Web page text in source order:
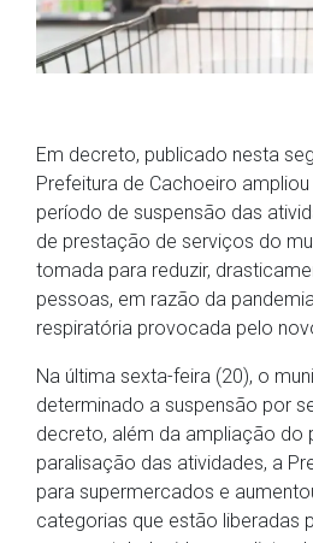
Em decreto, publicado nesta
Prefeitura de Cachoeiro
período de suspensão das
de prestação de serviços do
tomada para reduzir,
pessoas, em razão da
respiratória provocada pelo
Na última sexta-feira (20), o
determinado a suspensão por
decreto, além da ampliação do
paralisação das atividades, a
para supermercados e
categorias que estão liberadas